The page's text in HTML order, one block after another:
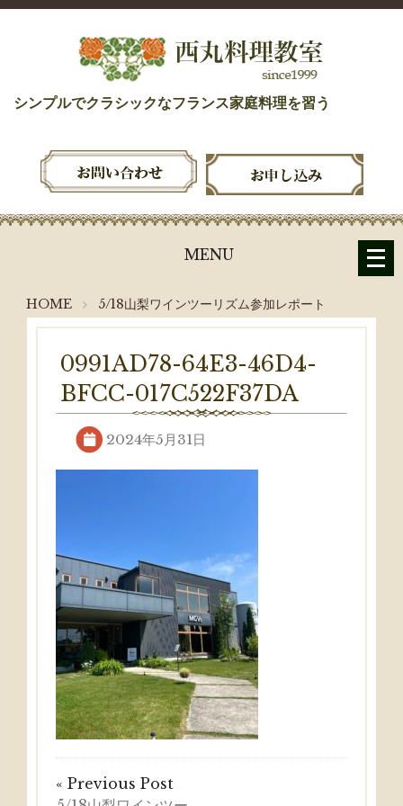
シンプルでクラシックなフランス家庭料理を習う
MENU
メ
ニ
ー
HOME 5/18山梨ワインツーリズム参加レポート
0991AD78-64E3-46D4-
BFCC-017C522F37DA
2024年5月31日
« Previous Post